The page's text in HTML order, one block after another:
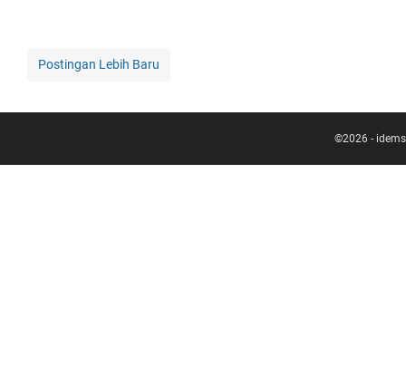
Postingan Lebih Baru
©2026 -